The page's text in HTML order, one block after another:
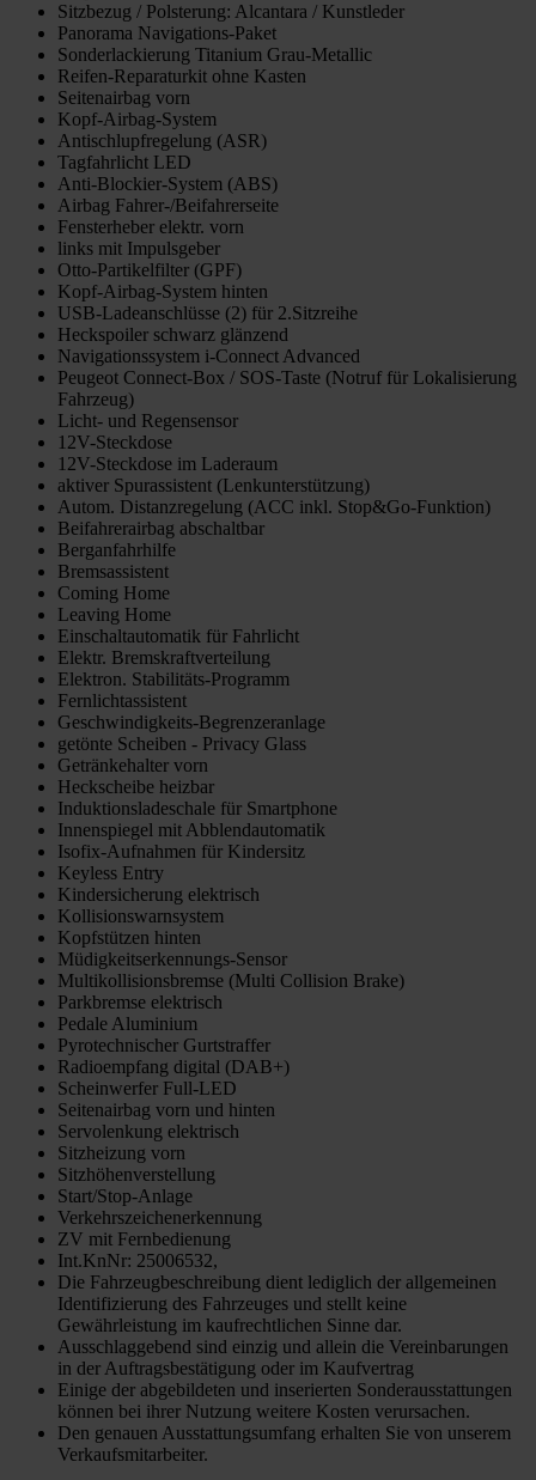
Sitzbezug / Polsterung: Alcantara / Kunstleder
Panorama Navigations-Paket
Sonderlackierung Titanium Grau-Metallic
Reifen-Reparaturkit ohne Kasten
Seitenairbag vorn
Kopf-Airbag-System
Antischlupfregelung (ASR)
Tagfahrlicht LED
Anti-Blockier-System (ABS)
Airbag Fahrer-/Beifahrerseite
Fensterheber elektr. vorn
links mit Impulsgeber
Otto-Partikelfilter (GPF)
Kopf-Airbag-System hinten
USB-Ladeanschlüsse (2) für 2.Sitzreihe
Heckspoiler schwarz glänzend
Navigationssystem i-Connect Advanced
Peugeot Connect-Box / SOS-Taste (Notruf für Lokalisierung
Fahrzeug)
Licht- und Regensensor
12V-Steckdose
12V-Steckdose im Laderaum
aktiver Spurassistent (Lenkunterstützung)
Autom. Distanzregelung (ACC inkl. Stop&Go-Funktion)
Beifahrerairbag abschaltbar
Berganfahrhilfe
Bremsassistent
Coming Home
Leaving Home
Einschaltautomatik für Fahrlicht
Elektr. Bremskraftverteilung
Elektron. Stabilitäts-Programm
Fernlichtassistent
Geschwindigkeits-Begrenzeranlage
getönte Scheiben - Privacy Glass
Getränkehalter vorn
Heckscheibe heizbar
Induktionsladeschale für Smartphone
Innenspiegel mit Abblendautomatik
Isofix-Aufnahmen für Kindersitz
Keyless Entry
Kindersicherung elektrisch
Kollisionswarnsystem
Kopfstützen hinten
Müdigkeitserkennungs-Sensor
Multikollisionsbremse (Multi Collision Brake)
Parkbremse elektrisch
Pedale Aluminium
Pyrotechnischer Gurtstraffer
Radioempfang digital (DAB+)
Scheinwerfer Full-LED
Seitenairbag vorn und hinten
Servolenkung elektrisch
Sitzheizung vorn
Sitzhöhenverstellung
Start/Stop-Anlage
Verkehrszeichenerkennung
ZV mit Fernbedienung
Int.KnNr: 25006532,
Die Fahrzeugbeschreibung dient lediglich der allgemeinen
Identifizierung des Fahrzeuges und stellt keine
Gewährleistung im kaufrechtlichen Sinne dar.
Ausschlaggebend sind einzig und allein die Vereinbarungen
in der Auftragsbestätigung oder im Kaufvertrag
Einige der abgebildeten und inserierten Sonderausstattungen
können bei ihrer Nutzung weitere Kosten verursachen.
Den genauen Ausstattungsumfang erhalten Sie von unserem
Verkaufsmitarbeiter.